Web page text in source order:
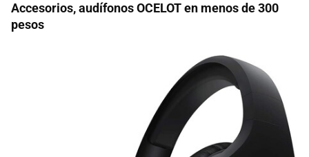
Accesorios, audífonos OCELOT en menos de 300
pesos